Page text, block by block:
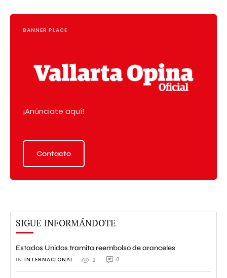
BANNER PLACE
¡Anúnciate aquí!
Contacto
SIGUE INFORMÁNDOTE
Estados Unidos tramita reembolso de aranceles
IN INTERNACIONAL 2 0